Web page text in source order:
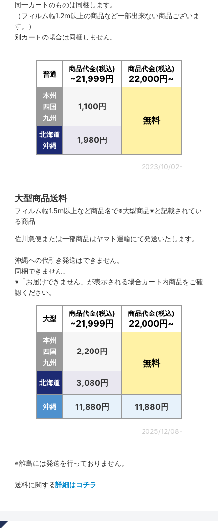
同一カートのものは同梱します。
（フィルム幅1.2m以上の商品など一部出来ない商品ございま
す。）
別カートの場合は同梱しません。
普通
商品代金(税込)
~21,999円
商品代金(税込)
22,000円~
本州
四国
九州
1,100円
無料
北海道
沖縄
1,980円
2023/10/02-
大型商品送料
フィルム幅1.5m以上など商品名で※大型商品※と記載されてい
る商品
佐川急便または一部商品はヤマト運輸にて発送いたします。
沖縄への代引き発送はできません。
同梱できません。
※「お届けできません」が表示される場合カート内商品をご確
認ください。
大型
商品代金(税込)
~21,999円
商品代金(税込)
22,000円~
本州
四国
九州
2,200円
無料
北海道 3,080円
沖縄 11,880円 11,880円
2025/12/08-
※離島には発送を行っておりません。
送料に関する詳細はコチラ